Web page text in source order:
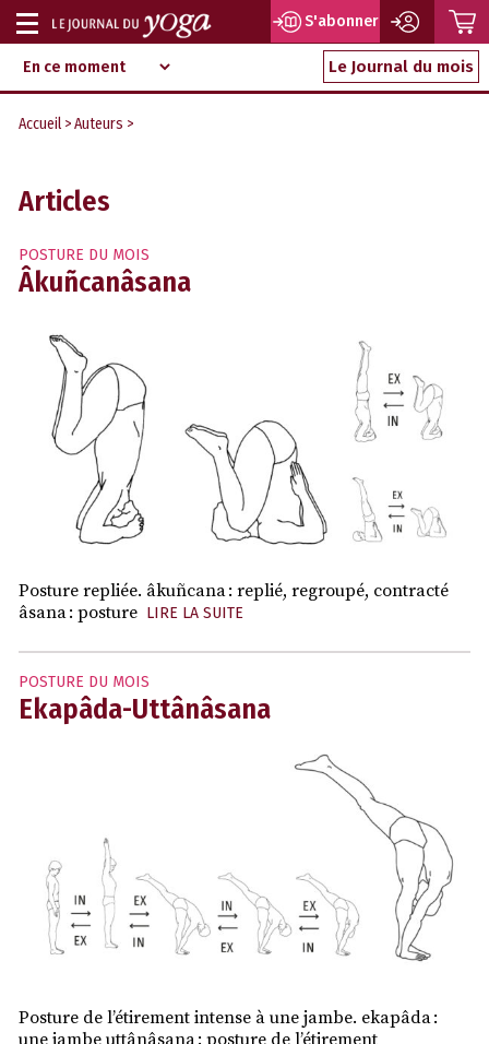
Aller
au
contenu
d‘information
indépendant
Afficher
ou
masquer
navigation
S'abonner
Le Journal du mois
Accueil >Auteurs >
Articles
POSTURE DU MOIS
Âkuñcanâsana
Posture repliée. âkuñcana : replié, regroupé, contracté
âsana : posture LIRE LA SUITE
POSTURE DU MOIS
Ekapâda-Uttânâsana
Posture de l’étirement intense à une jambe. ekapâda :
une jambe uttânâsana : posture de l’étirement